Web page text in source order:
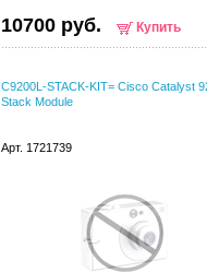
10700 руб. Купить
C9200L-STACK-KIT= Cisco Catalyst
Stack Module
Арт. 1721739